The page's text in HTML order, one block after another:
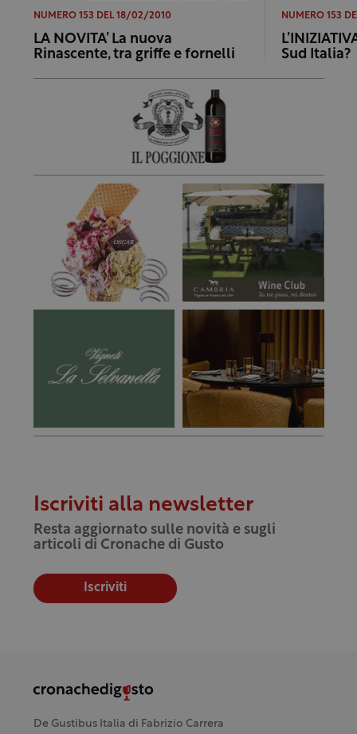
NUMERO 153 DEL 18/02/2010
LA NOVITA’ La nuova
Rinascente, tra griffe e fornelli
NUMERO 153
Sud Italia?
Iscriviti alla newsletter
Resta aggiornato sulle novità e sugli
articoli di Cronache di Gusto
Iscriviti
De Gustibus Italia di Fabrizio Carrera